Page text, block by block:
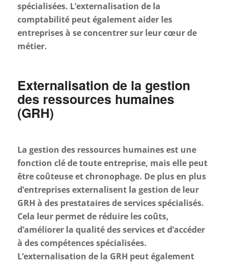
spécialisées. L’externalisation de la
comptabilité peut également aider les
entreprises à se concentrer sur leur cœur de
métier.
Externalisation de la gestion
des ressources humaines
(GRH)
La gestion des ressources humaines est une
fonction clé de toute entreprise, mais elle peut
être coûteuse et chronophage. De plus en plus
d’entreprises externalisent la gestion de leur
GRH à des prestataires de services spécialisés.
Cela leur permet de réduire les coûts,
d’améliorer la qualité des services et d’accéder
à des compétences spécialisées.
L’externalisation de la GRH peut également